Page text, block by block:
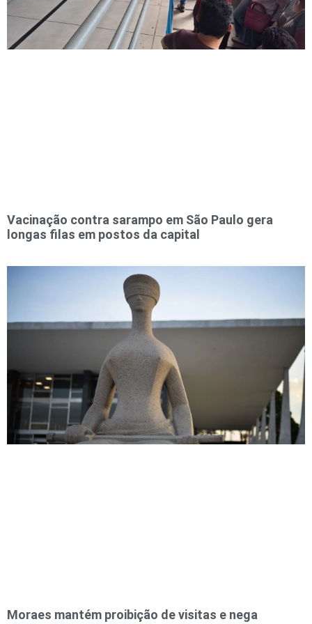
Vacinação contra sarampo em São Paulo gera
longas filas em postos da capital
Moraes mantém proibição de visitas e nega